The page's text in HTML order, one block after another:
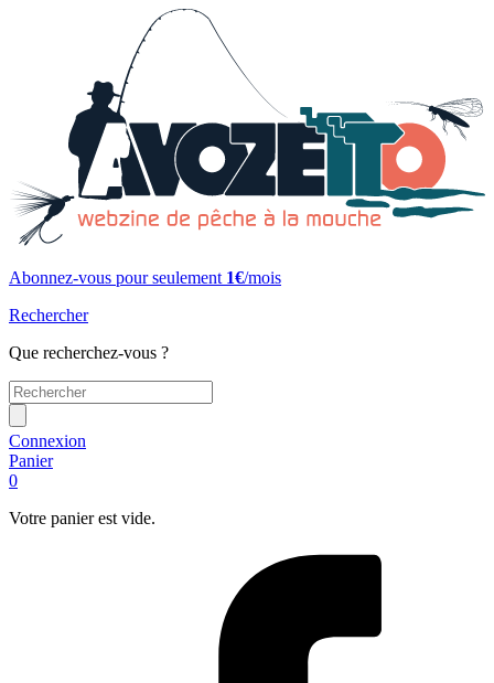
Abonnez-vous pour seulement 1€/mois
Rechercher
Que recherchez-vous ?
Connexion
Panier
0
Votre panier est vide.